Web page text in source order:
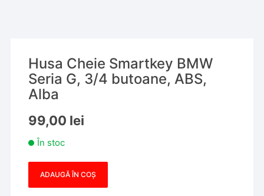
Husa Cheie Smartkey BMW
Seria G, 3/4 butoane, ABS,
Alba
99,00 lei
În stoc
Cantitate
ADAUGĂ ÎN COȘ